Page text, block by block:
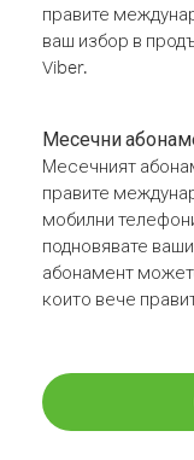
правите
ваш избор в
Viber.
Месечни
Месечният
правите
мобилни
подновявате
абонамент
които вече